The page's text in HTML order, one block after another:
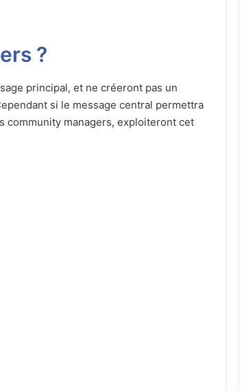
?
principal, et ne créeront pas un
si le message central permettra
community managers, exploiteront cet